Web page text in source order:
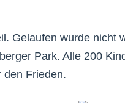
Gelaufen wurde nicht
Park. Alle 200
den Frieden.